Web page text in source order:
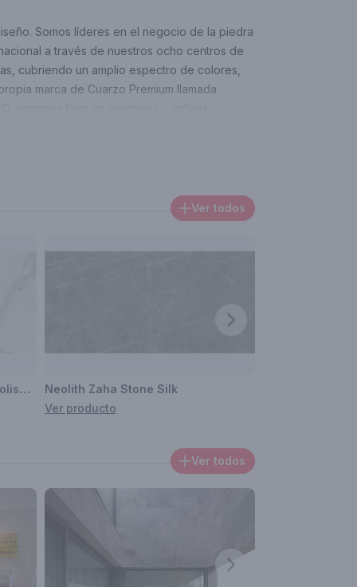
Somos líderes en el negocio de la piedra
a través de nuestros ocho centros de
cubriendo un amplio espectro de colores,
marca de Cuarzo Premium llamada
Ver todos
Neolith Estatuario E01-Decor Polished
Neolith Zaha Stone Silk
Ver producto
Ver todos